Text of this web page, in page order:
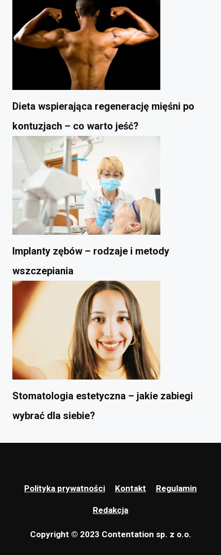
Dieta wspierająca regenerację mięśni po
kontuzjach – co warto jeść?
Implanty zębów – rodzaje i metody
wszczepiania
Stomatologia estetyczna – jakie zabiegi
wybrać dla siebie?
Polityka prywatności Kontakt Regulamin
Redakcja
Copyright © 2023 Contentation sp. z o.o.